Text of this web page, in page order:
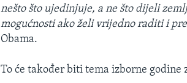
nešto što ujedinjuje, a ne što dijeli
mogućnosti ako želi vrijedno raditi i
Obama.
To će također biti tema izborne godine